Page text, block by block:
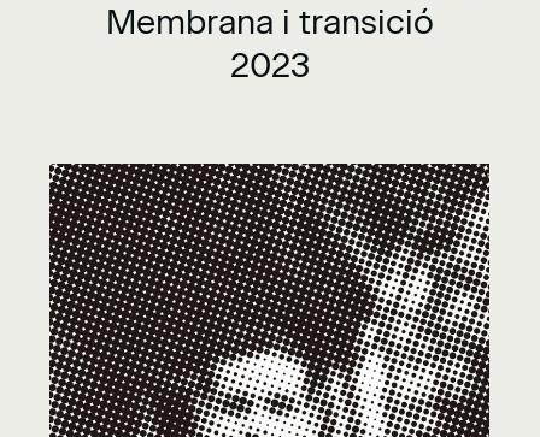
Membrana i transició
2023